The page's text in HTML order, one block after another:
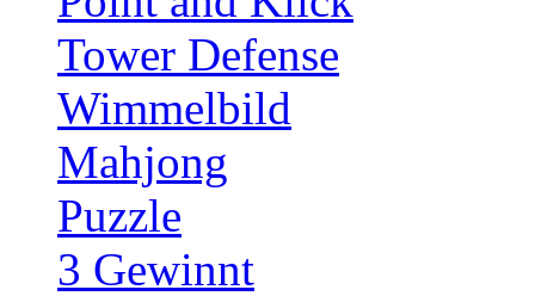
Tower Defense
Wimmelbild
Mahjong
Puzzle
3 Gewinnt